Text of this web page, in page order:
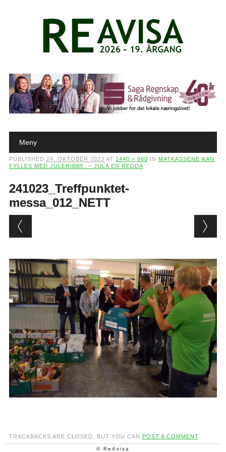
Main menu
Meny
PUBLISHED 24. OKTOBER 2023 AT 1440 × 960 IN MATKASSENE KAN
FYLLES MED JULERIBBE: – JULA ER REDDA
241023_Treffpunktet-
messa_012_NETT
TRACKBACKS ARE CLOSED, BUT YOU CAN POST A COMMENT.
© ReAvisa